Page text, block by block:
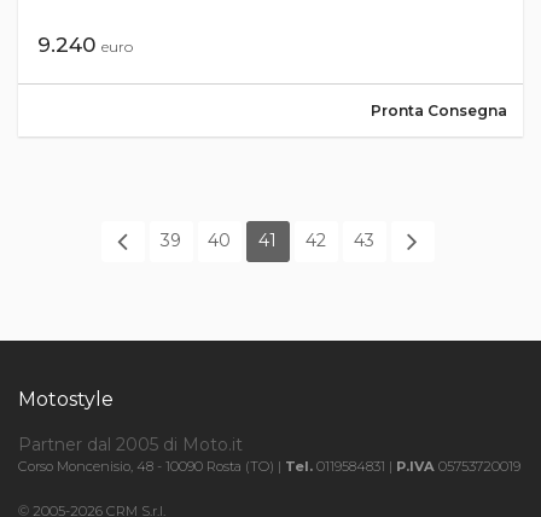
9.240 euro
Pronta Consegna
39 40 41 42 43
Motostyle
Partner dal 2005 di Moto.it
Corso Moncenisio, 48 - 10090 Rosta (TO) | Tel. 0119584831 | P.IVA 05753720019
© 2005-2026 CRM S.r.l.